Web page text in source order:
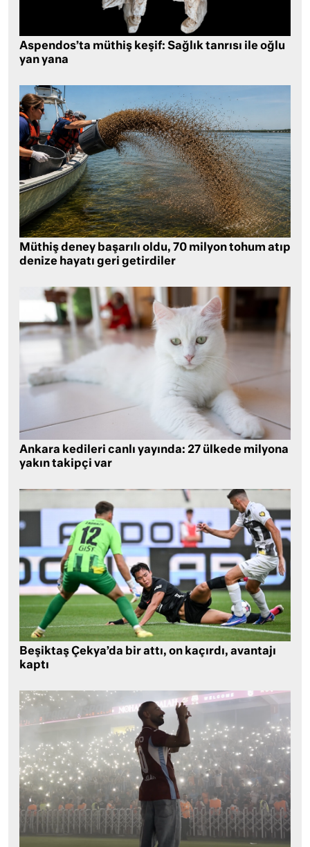
Aspendos’ta müthiş keşif: Sağlık tanrısı ile oğlu
yan yana
Müthiş deney başarılı oldu, 70 milyon tohum atıp
denize hayatı geri getirdiler
Ankara kedileri canlı yayında: 27 ülkede milyona
yakın takipçi var
Beşiktaş Çekya’da bir attı, on kaçırdı, avantajı
kaptı